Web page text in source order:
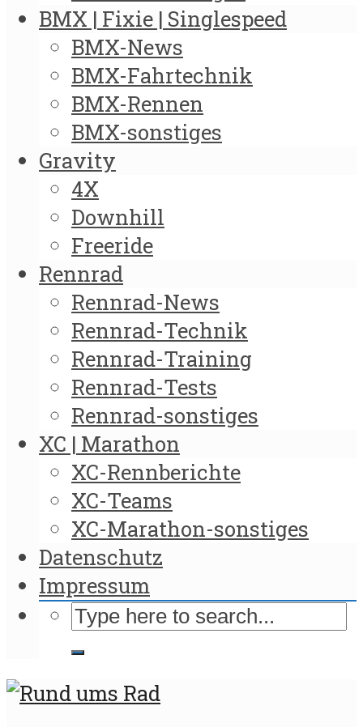
BMX | Fixie | Singlespeed
BMX-News
BMX-Fahrtechnik
BMX-Rennen
BMX-sonstiges
Gravity
4X
Downhill
Freeride
Rennrad
Rennrad-News
Rennrad-Technik
Rennrad-Training
Rennrad-Tests
Rennrad-sonstiges
XC | Marathon
XC-Rennberichte
XC-Teams
XC-Marathon-sonstiges
Datenschutz
Impressum